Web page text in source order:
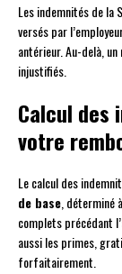
Les indemnités de la
versés par
antérieur. Au-delà,
injustifiés.
Calcul des
votre
Le calcul des
de base ,
complets précédant
aussi les primes,
forfaitairement.